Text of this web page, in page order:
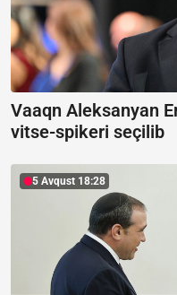
Vaaqn Aleksanyan
vitse-spikeri seçilib
5 Avqust 18:28